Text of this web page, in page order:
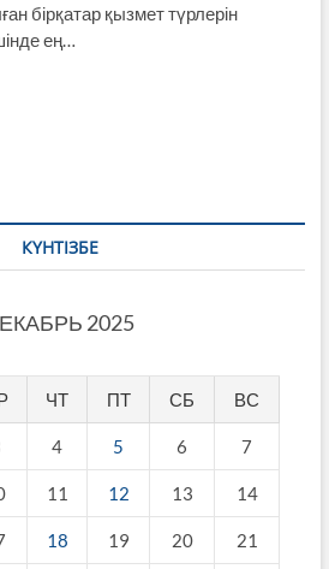
бірқатар қызмет түрлерін
ең…
КҮНТІЗБЕ
2025
ЧТ ПТ СБ ВС
4 5 6 7
11 12 13 14
18 19 20 21